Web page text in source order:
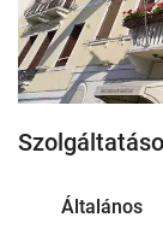
Általános